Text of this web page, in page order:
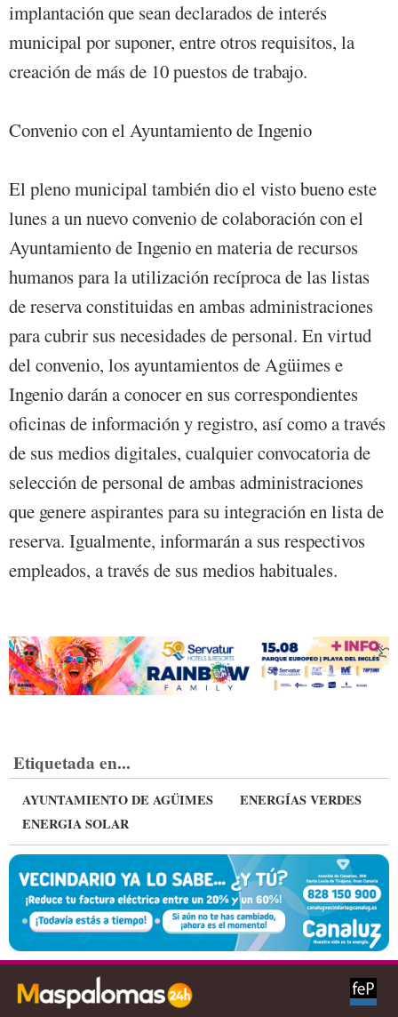
implantación que sean declarados de interés
municipal por suponer, entre otros requisitos, la
creación de más de 10 puestos de trabajo.
Convenio con el Ayuntamiento de Ingenio
El pleno municipal también dio el visto bueno este
lunes a un nuevo convenio de colaboración con el
Ayuntamiento de Ingenio en materia de recursos
humanos para la utilización recíproca de las listas
de reserva constituidas en ambas administraciones
para cubrir sus necesidades de personal. En virtud
del convenio, los ayuntamientos de Agüimes e
Ingenio darán a conocer en sus correspondientes
oficinas de información y registro, así como a través
de sus medios digitales, cualquier convocatoria de
selección de personal de ambas administraciones
que genere aspirantes para su integración en lista de
reserva. Igualmente, informarán a sus respectivos
empleados, a través de sus medios habituales.
Etiquetada en...
AYUNTAMIENTO DE AGÜIMES
ENERGÍAS VERDES
ENERGIA SOLAR